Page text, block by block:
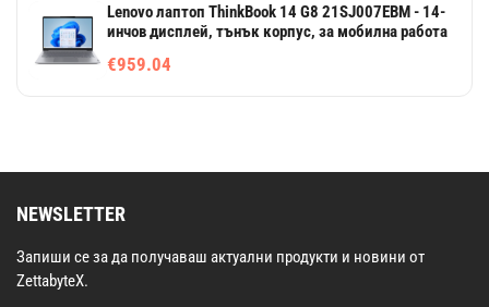
Lenovo лаптоп ThinkBook 14 G8 21SJ007EBM - 14-
инчов дисплей, тънък корпус, за мобилна работа
€959.04
NEWSLETTER
Запиши се за да получаваш актуални продукти и новини от
ZettabyteX.